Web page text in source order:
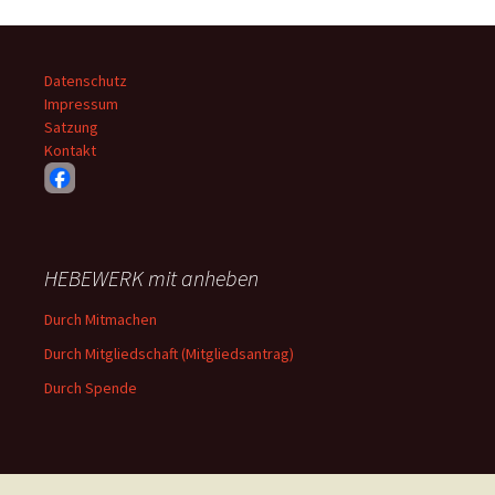
Datenschutz
Impressum
Satzung
Kontakt
HEBEWERK mit anheben
Durch Mitmachen
Durch Mitgliedschaft (Mitgliedsantrag)
Durch Spende